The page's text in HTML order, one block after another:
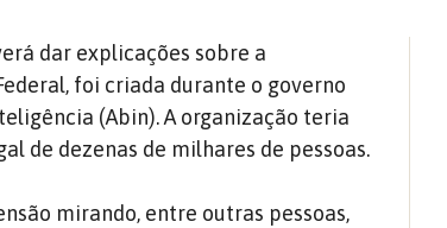
dar explicações sobre a
foi criada durante o governo
(Abin). A organização teria
de dezenas de milhares de pessoas.
mirando, entre outras pessoas,